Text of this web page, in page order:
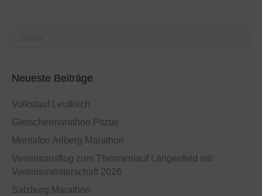
Neueste Beiträge
Volkslauf Leutkirch
Gletschermarathon Pitztal
Montafon Arlberg Marathon
Vereinsausflug zum Thermenlauf Längenfeld mit
Vereinsmeisterschaft 2026
Salzburg Marathon